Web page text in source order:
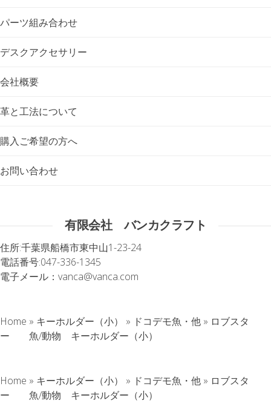
パーツ組み合わせ
デスクアクセサリー
会社概要
革と工法について
購入ご希望の方へ
お問い合わせ
有限会社 バンカクラフト
住所:千葉県船橋市東中山1-23-24
電話番号:047-336-1345
電子メール： vanca@vanca.com
Home » キーホルダー（小） » ドコデモ魚・他 » ロブスタ
ー 魚/動物 キーホルダー（小）
Home » キーホルダー（小） » ドコデモ魚・他 » ロブスタ
ー 魚/動物 キーホルダー（小）